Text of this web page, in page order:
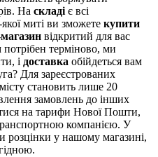
На складі є всі
миті ви зможете купити
відкритий для вас
терміново, ми
і доставка обійдеться вам
Для зареєстрованих
становить лише 20
замовлень до інших
на тарифи Нової Пошти,
компанією. У
розцінки у нашому магазині,